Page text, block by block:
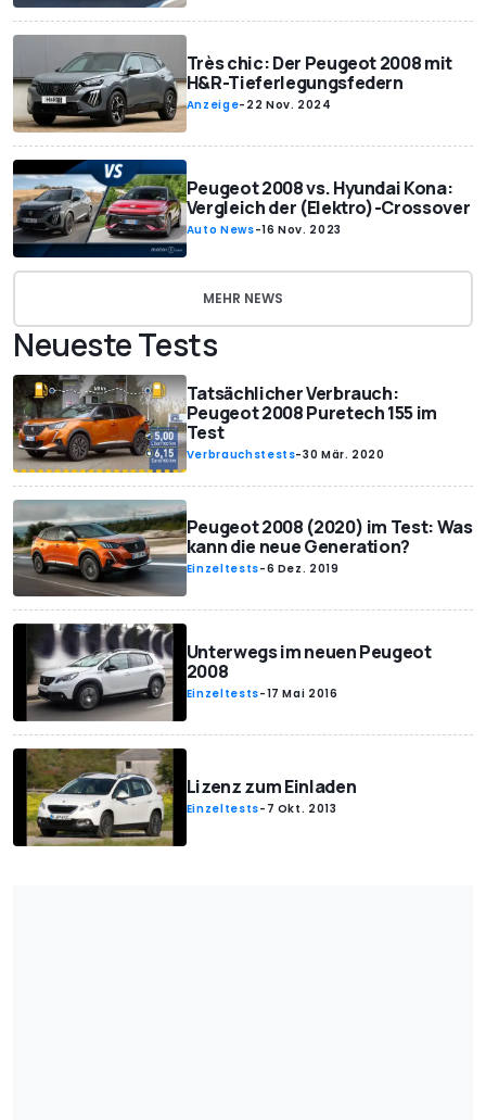
Très chic: Der Peugeot 2008 mit
H&R-Tieferlegungsfedern
Anzeige- 22 Nov. 2024
Peugeot 2008 vs. Hyundai Kona:
Vergleich der (Elektro)-Crossover
Auto News-16 Nov. 2023
MEHR NEWS
Neueste Tests
Tatsächlicher Verbrauch:
Peugeot 2008 Puretech 155 im
Test
Verbrauchstests-30 Mär. 2020
Peugeot 2008 (2020) im Test: Was
kann die neue Generation?
Einzeltests-6 Dez. 2019
Unterwegs im neuen Peugeot
2008
Einzeltests-17 Mai 2016
Lizenz zum Einladen
Einzeltests- 7 Okt. 2013